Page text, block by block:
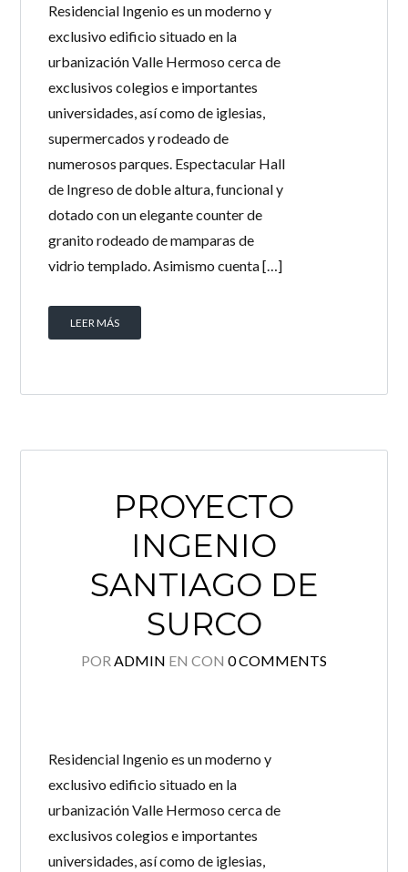
Residencial Ingenio es un moderno y
exclusivo edificio situado en la
urbanización Valle Hermoso cerca de
exclusivos colegios e importantes
universidades, así como de iglesias,
supermercados y rodeado de
numerosos parques. Espectacular Hall
de Ingreso de doble altura, funcional y
dotado con un elegante counter de
granito rodeado de mamparas de
vidrio templado. Asimismo cuenta […]
LEER MÁS
PROYECTO
INGENIO
SANTIAGO DE
SURCO
POR ADMIN EN CON 0 COMMENTS
Residencial Ingenio es un moderno y
exclusivo edificio situado en la
urbanización Valle Hermoso cerca de
exclusivos colegios e importantes
universidades, así como de iglesias,